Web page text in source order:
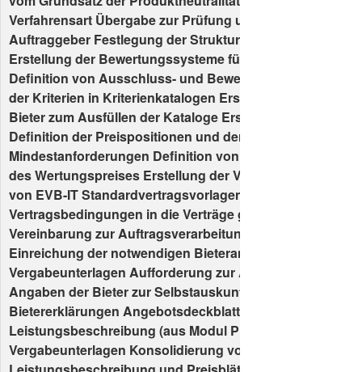
Verfahrensart Übergabe zur Prüfung und Freigabe durch
Auftraggeber Festlegung der Struktur der
Erstellung der Bewertungssysteme für Eignung und
Definition von Ausschluss- und Bewertungskriterien
der Kriterien in Kriterienkatalogen Erstellung der
Bieter zum Ausfüllen der Kataloge Erstellung der
Definition der Preispositionen und der technischen
Mindestanforderungen Definition von Bedarfspositionen
des Wertungspreises Erstellung der Vertragsgrundlagen
von EVB-IT Standardvertragsvorlagen Einarbeitung der
Vertragsbedingungen in die Verträge ggf. Erstellung einer
Vereinbarung zur Auftragsverarbeitung einschließlich
Einreichung der notwendigen Bieterangaben Erstellung
Vergabeunterlagen Aufforderung zur Angebotsabgabe
Angaben der Bieter zur Selbstauskunft Formulare für
Bietererklärungen Angebotsdeckblatt Übernahme der
Leistungsbeschreibung (aus Modul Planung)
Vergabeunterlagen Konsolidierung von Vertrag,